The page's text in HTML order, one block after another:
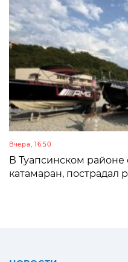
Вчера, 16:50
В Туапсинском районе
катамаран, пострадал